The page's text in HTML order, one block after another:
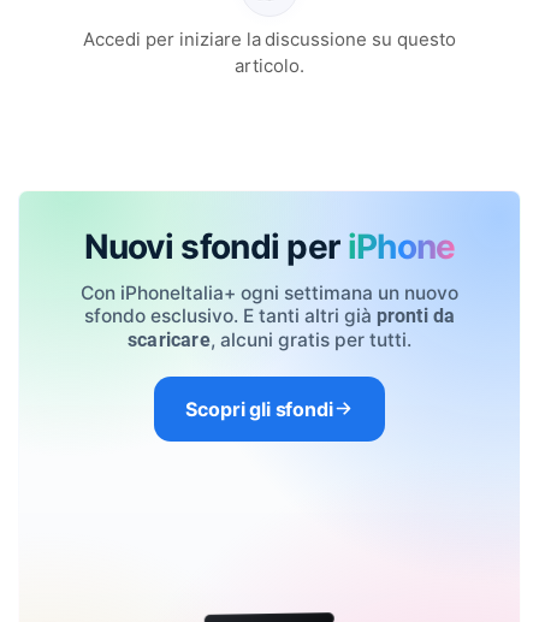
Accedi per iniziare la discussione su questo
articolo.
Nuovi sfondi per iPhone
Con iPhoneItalia+ ogni settimana un nuovo
sfondo esclusivo. E tanti altri già pronti da
scaricare, alcuni gratis per tutti.
Scopri gli sfondi